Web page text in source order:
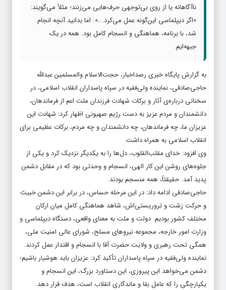
ناآگاهانه یا از روی بی‌توجهی حرف‌هایی می‌زنند؛ مثلاً می‌گویند:
«اگر دیپلماسی این‌گونه عمل می‌کرد...». اما بدانید آنچه انجام
شد، با برنامه، هماهنگی و انسجام کامل بود. همه در یک
جبهه‌ایم.
به گزارش پایگاه خبری رصداخبار، حجت‌الاسلام والمسلمین عبدالله
حاجی‌صادقی، نماینده ولی‌فقیه در سپاه پاسداران انقلاب اسلامی، در
سخنانی درباره‌ی آثار و برکات شهادت فرزندان ملت اعم از فرماندهان،
دانشمندان و مردم عزیز به دست رژیم صهیونی اظهار کرد: شهادت این
عزیزان ما، چه فرماندهان، چه دانشمندان و چه مردم، برکات عظیمی برای
انقلاب اسلامی به همراه داشت.
وی افزود: خدای مقلب‌القلوب، دل‌ها را به یکدیگر نزدیک کرد و یکی از
جلوه‌های روشن این کار الهی، انسجام و وحدتی بود که در مقابل دشمن
پدید آمد. حقیقتاً، همه منسجم بودند.
حاجی‌صادقی ادامه داد: در این مرحله حساس، در برابر این دشمن خبیث
و حرکت زشت و تروریستی‌اش، شاهد هماهنگی کامل میان ارکان
مختلف کشور بودیم. دولت و ملت به معنای واقعی، دستگاه دیپلماسی و
وزارت امور خارجه، مجموعه نیروهای مسلح، شورای عالی امنیت ملی،
همگی تحت رهبری و ولایت حضرت آقا با انسجام و اقتدار عمل کردند.
نماینده ولی‌فقیه در سپاه پاسداران تأکید کرد: عزیزان باید هوشیار باشیم؛
دشمن می‌خواهد این پیروزی، این دستاورد بزرگ، این انسجام و
یکپارچگی را که عامل بقا و ماندگاری انقلاب است، هدف قرار دهد.